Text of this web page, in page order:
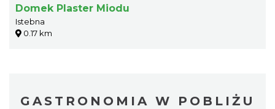
Domek Plaster Miodu
Istebna
0.17 km
GASTRONOMIA W POBLIŻU